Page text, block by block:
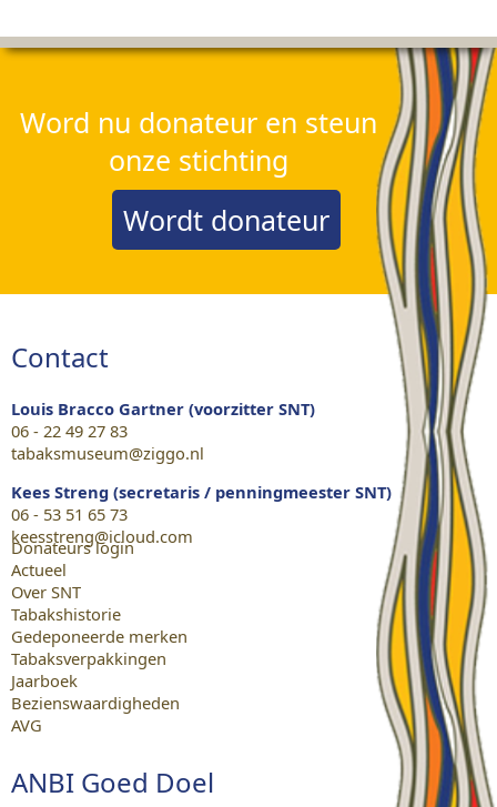
Word nu donateur en steun
onze stichting
Wordt donateur
Contact
Louis Bracco Gartner (voorzitter SNT)
06 - 22 49 27 83
tabaksmuseum@ziggo.nl
Kees Streng (secretaris / penningmeester SNT)
06 - 53 51 65 73
keesstreng@icloud.com
Donateurs login
Actueel
Over SNT
Tabakshistorie
Gedeponeerde merken
Tabaksverpakkingen
Jaarboek
Bezienswaardigheden
AVG
ANBI Goed Doel